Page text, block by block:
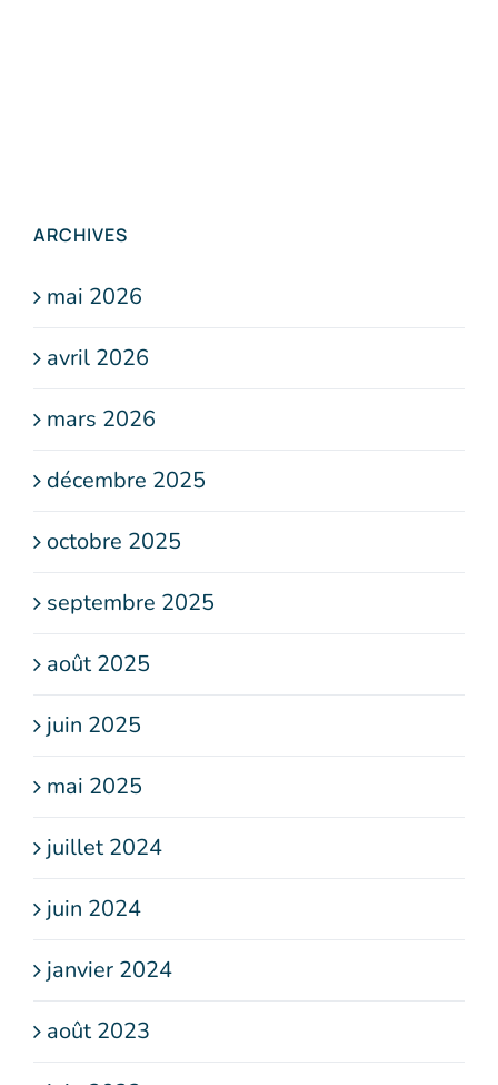
ARCHIVES
mai 2026
avril 2026
mars 2026
décembre 2025
octobre 2025
septembre 2025
août 2025
juin 2025
mai 2025
juillet 2024
juin 2024
janvier 2024
août 2023